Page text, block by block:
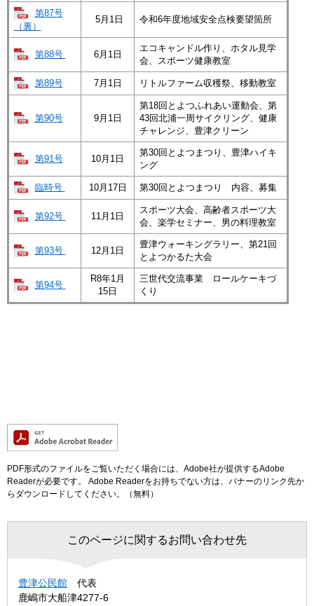
第87号
（裏）
5月1日 令和6年度地域安全点検要望箇所
第88号 6月1日
エコキャンドル作り、ホタル見学
会、スポーツ健康教室
第89号 7月1日 リトルファーム収穫祭、移動教室
第90号 9月1日
第18回とよつふれあい運動会、第
43回北浦一周サイクリング、健康
チャレンジ、豊津クリーン
第91号 10月1日
第30回とよつまつり、豊津ハイキ
ング
臨時号 10月17日 第30回とよつまつり 内容、募集
第92号 11月1日
スポーツ大会、高齢者スポーツ大
会、楽学セミナー、男の料理教室
第93号 12月1日
豊津ウォーキングラリー、第21回
とよつかるた大会
第94号
R8年1月
15日
三世代交流事業 ロールケーキづ
くり
PDF形式のファイルをご覧いただく場合には、Adobe社が提供するAdobe
Readerが必要です。
Adobe Readerをお持ちでない方は、バナーのリンク先か
らダウンロードしてください。（無料）
このページに関するお問い合わせ先
豊津公民館
代表
鹿嶋市大船津4277-6